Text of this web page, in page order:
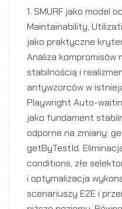
1. SMURF jako model
Maintainability,
jako praktyczne
Analiza kompromisów
stabilnością i
antywzorców w
Playwright Auto-
jako fundament
odporne na zmiany:
getByTestId.
conditions, złe
i optymalizacja
scenariuszy E2E i